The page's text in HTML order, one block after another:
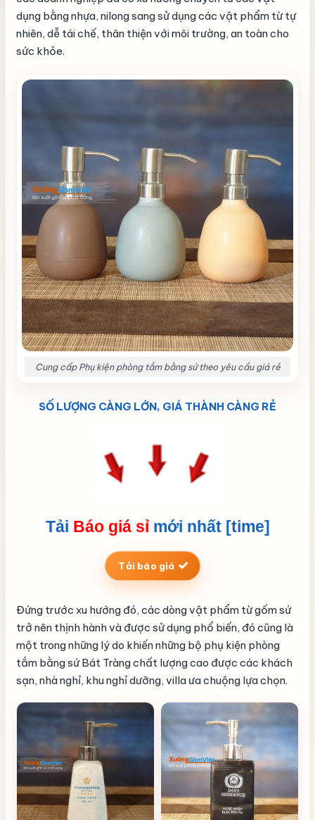
dụng bằng nhựa, nilong sang sử dụng các vật phẩm từ tự
nhiên, dễ tái chế, thân thiện với môi trường, an toàn cho
sức khỏe.
Cung cấp Phụ kiện phòng tắm bằng sứ theo yêu cầu giá rẻ
SỐ LƯỢNG CÀNG LỚN, GIÁ THÀNH CÀNG RẺ
Tải Báo giá sỉ mới nhất [time]
Tải báo giá
Đứng trước xu hướng đó, các dòng vật phẩm từ gốm sứ
trở nên thịnh hành và được sử dụng phổ biến, đó cũng là
một trong những lý do khiến những bộ phụ kiện phòng
tắm bằng sứ Bát Tràng chất lượng cao được các khách
sạn, nhà nghỉ, khu nghỉ dưỡng, villa ưa chuộng lựa chọn.